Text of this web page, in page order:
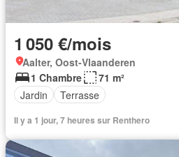
1 050 €/mois
Aalter, Oost-Vlaanderen
1 Chambre
71 m²
Jardin
Terrasse
Il y a 1 jour, 7 heures sur Renthero